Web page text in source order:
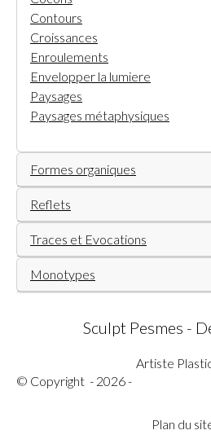
Contours
Croissances
Enroulements
Envelopper la lumiere
Paysages
Paysages métaphysiques
Formes organiques
Reflets
Traces et Evocations
Monotypes
Sculpt Pesmes -
Artiste
© Copyright - 2026 -
Plan du